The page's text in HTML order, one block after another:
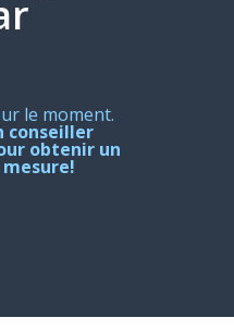
le moment.
conseiller
obtenir un